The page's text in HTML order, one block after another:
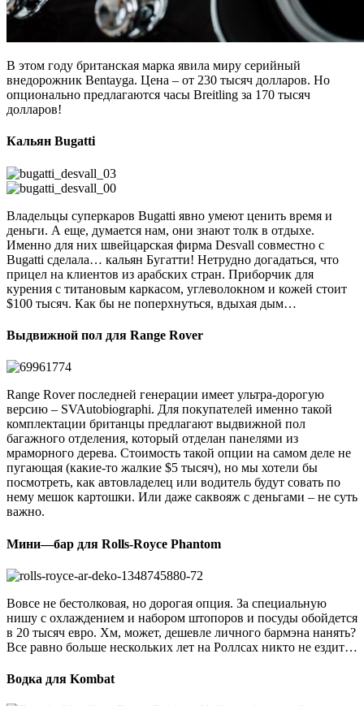
В этом году британская марка явила миру серийный
внедорожник Bentayga. Цена – от 230 тысяч долларов. Но
опционально предлагаются часы Breitling за 170 тысяч
долларов!
Кальян Bugatti
Владельцы суперкаров Bugatti явно умеют ценить время и
деньги. А еще, думается нам, они знают толк в отдыхе.
Именно для них швейцарская фирма Desvall совместно с
Bugatti сделала… кальян Бугатти! Нетрудно догадаться, что
прицел на клиентов из арабских стран. Приборчик для
курения с титановым каркасом, углеволокном и кожей стоит
$100 тысяч. Как бы не поперхнуться, вдыхая дым…
Выдвижной пол для Range Rover
Range Rover последней генерации имеет ультра-дорогую
версию – SVAutobiographi. Для покупателей именно такой
комплектации британцы предлагают выдвижной пол
багажного отделения, который отделан панелями из
мраморного дерева. Стоимость такой опции на самом деле не
пугающая (какие-то жалкие $5 тысяч), но мы хотели бы
посмотреть, как автовладелец или водитель будут совать по
нему мешок картошки. Или даже саквояж с деньгами – не суть
важно.
Мини—бар для Rolls-Royce Phantom
Вовсе не бестолковая, но дорогая опция. За специальную
нишу с охлаждением и набором штопоров и посуды обойдется
в 20 тысяч евро. Хм, может, дешевле личного бармэна нанять?
Все равно больше нескольких лет на Роллсах никто не ездит…
Водка для Kombat